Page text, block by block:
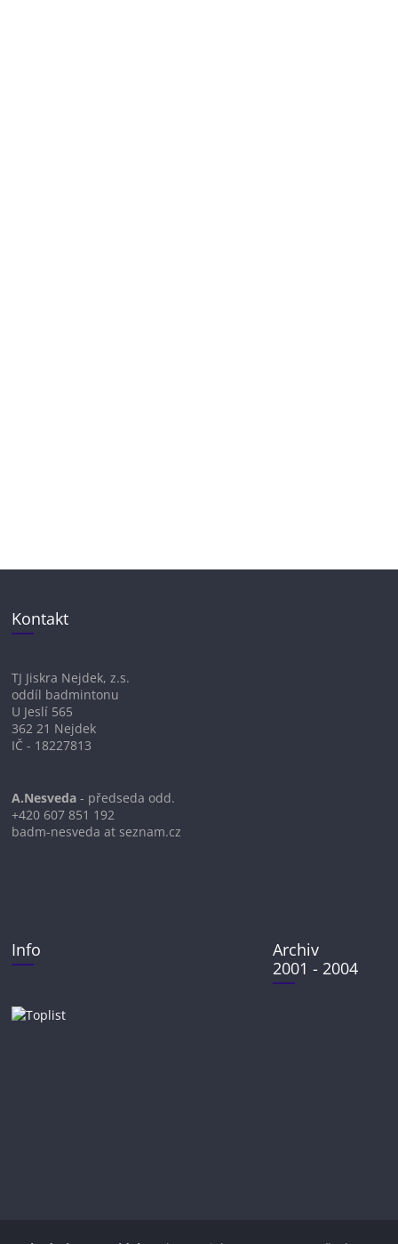
Kontakt
TJ Jiskra Nejdek, z.s.
oddíl badmintonu
U Jeslí 565
362 21 Nejdek
IČ - 18227813
A.Nesveda - předseda odd.
+420 607 851 192
badm-nesveda at seznam.cz
Info
Archiv
2001 - 2004